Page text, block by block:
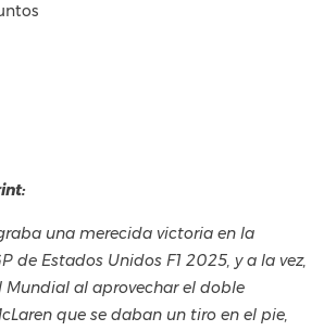
una merecida victoria en la
de Estados Unidos F1 2025, y a la vez,
Mundial al aprovechar el doble
que se daban un tiro en el pie,